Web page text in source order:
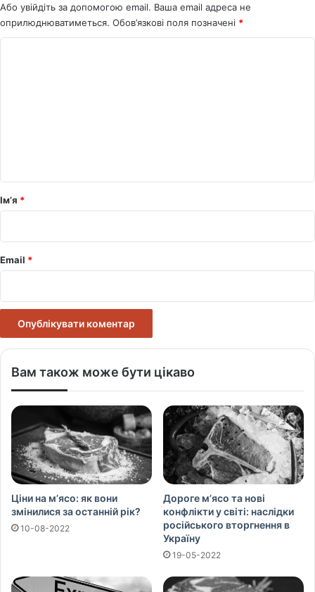
Або увійдіть за допомогою email. Ваша email адреса не
оприлюднюватиметься. Обов’язкові поля позначені *
р
*
Ім’я *
Email *
Вам також може бути цікаво
Ціни на м’ясо: як вони
змінилися за останній рік?
10-08-2022
Дороге м’ясо та нові
конфлікти у світі: наслідки
російського вторгнення в
Україну
19-05-2022